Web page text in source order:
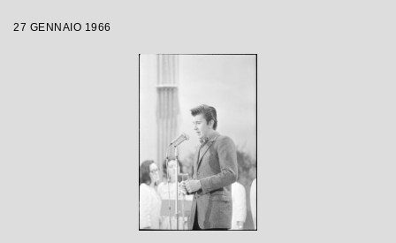
27 GENNAIO 1966